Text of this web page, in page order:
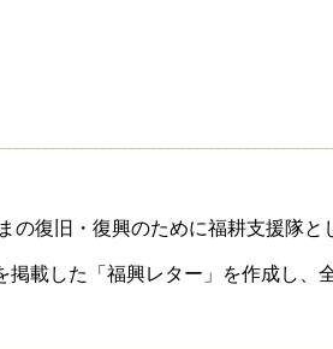
復旧・復興のために福耕支援隊と
載した「福興レター」を作成し、